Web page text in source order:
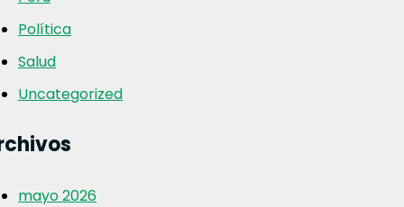
Política
Salud
Uncategorized
mayo 2026